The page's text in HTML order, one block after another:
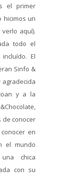
el primer
hicimos un
aquí).
todo el
El
Sinfo &
y a la
de conocer
en
el mundo
una chica
con su